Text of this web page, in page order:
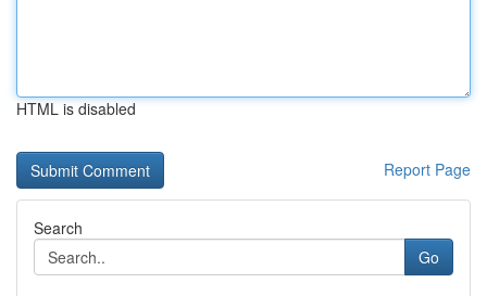
HTML is disabled
Report Page
Search
Go